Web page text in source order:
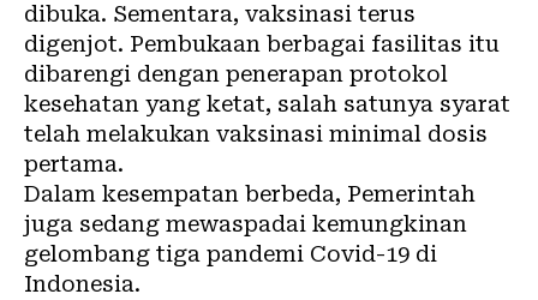
dibuka. Sementara, vaksinasi terus
digenjot. Pembukaan berbagai fasilitas itu
dibarengi dengan penerapan protokol
kesehatan yang ketat, salah satunya syarat
telah melakukan vaksinasi minimal dosis
pertama.
Dalam kesempatan berbeda, Pemerintah
juga sedang mewaspadai kemungkinan
gelombang tiga pandemi Covid-19 di
Indonesia.